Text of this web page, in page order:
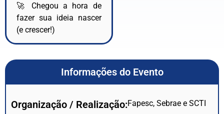
🚀 Chegou a hora de
fazer sua ideia nascer
(e crescer!)
Informações do Evento
Organização / Realização:Fapesc, Sebrae e SCTI